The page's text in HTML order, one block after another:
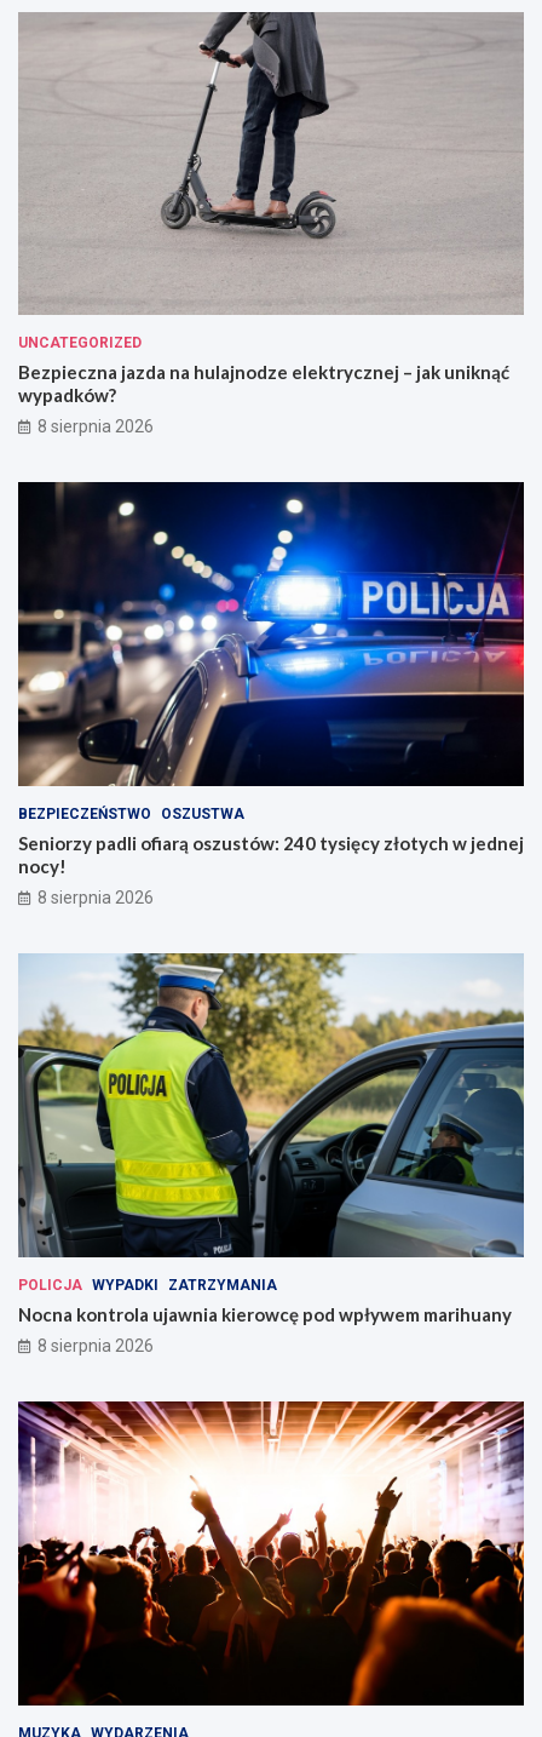
UNCATEGORIZED
Bezpieczna jazda na hulajnodze elektrycznej – jak uniknąć
wypadków?
8 sierpnia 2026
BEZPIECZEŃSTWO OSZUSTWA
Seniorzy padli ofiarą oszustów: 240 tysięcy złotych w jednej
nocy!
8 sierpnia 2026
POLICJA WYPADKI ZATRZYMANIA
Nocna kontrola ujawnia kierowcę pod wpływem marihuany
8 sierpnia 2026
MUZYKA WYDARZENIA